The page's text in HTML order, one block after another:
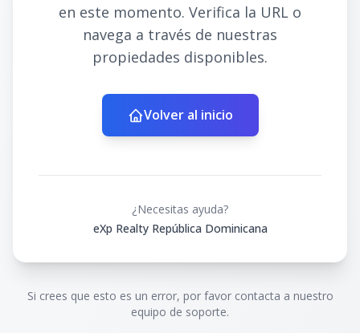
en este momento. Verifica la URL o
navega a través de nuestras
propiedades disponibles.
Volver al inicio
¿Necesitas ayuda?
eXp Realty República Dominicana
Si crees que esto es un error, por favor contacta a nuestro
equipo de soporte.